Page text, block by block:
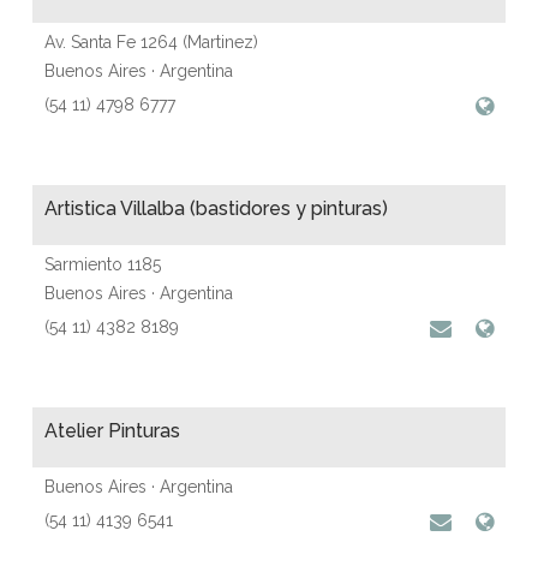
Av. Santa Fe 1264 (Martinez)
Buenos Aires · Argentina
(54 11) 4798 6777
Artistica Villalba (bastidores y pinturas)
Sarmiento 1185
Buenos Aires · Argentina
(54 11) 4382 8189
Atelier Pinturas
Buenos Aires · Argentina
(54 11) 4139 6541